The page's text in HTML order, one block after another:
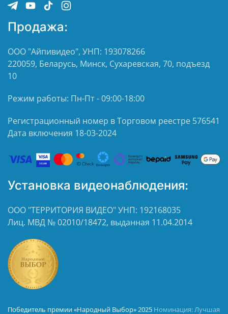
Продажа:
ООО "Айпивидео", УНП: 193078266
220059, Беларусь, Минск, Сухаревская, 70, подъезд
10
Режим работы: Пн-Пт - 09:00-18:00
Регистрационный номер в Торговом реестре 576541
Дата включения 18-03-2024
Установка видеонаблюдения:
ООО "ТЕРРИТОРИЯ ВИДЕО" УНП: 192168035
Лиц. МВД № 02010/18472, выданная 11.04.2014
Победитель премии «Народный Выбор» 2025 Номинация: Лучшая